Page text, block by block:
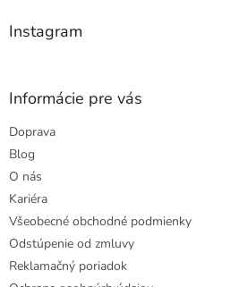
Instagram
Informácie pre vás
Doprava
Blog
O nás
Kariéra
Všeobecné obchodné podmienky
Odstúpenie od zmluvy
Reklamačný poriadok